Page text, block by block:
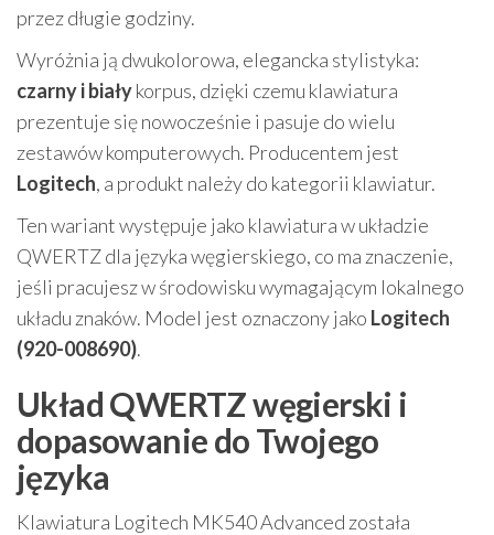
przez długie godziny.
Wyróżnia ją dwukolorowa, elegancka stylistyka:
czarny i białykorpus, dzięki czemu klawiatura
prezentuje się nowocześnie i pasuje do wielu
zestawów komputerowych. Producentem jest
Logitech, a produkt należy do kategorii klawiatur.
Ten wariant występuje jako klawiatura w układzie
QWERTZ dla języka węgierskiego, co ma znaczenie,
jeśli pracujesz w środowisku wymagającym lokalnego
układu znaków. Model jest oznaczony jako Logitech
(920-008690).
Układ QWERTZ węgierski i
dopasowanie do Twojego
języka
Klawiatura Logitech MK540 Advanced została